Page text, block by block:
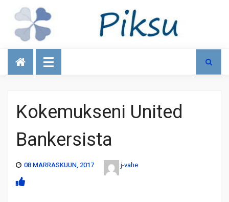
Talous
Kokemukseni United
Bankersista
08 MARRASKUUN, 2017 j-vahe